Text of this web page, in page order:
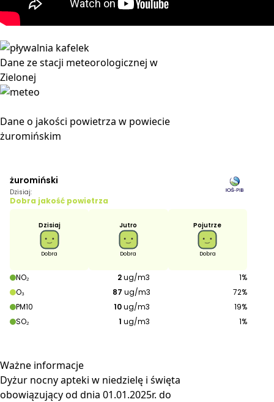
Dane ze stacji meteorologicznej w
Zielonej
Dane o jakości powietrza w powiecie
żuromińskim
Ważne informacje
Dyżur nocny apteki w niedzielę i święta
obowiązujący od dnia 01.01.2025r. do